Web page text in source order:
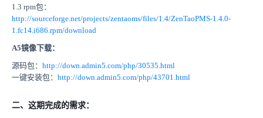
1.3 rpm包：
http://sourceforge.net/projects/zentaoms/files/1.4/ZenTaoPMS-1.4.0-
1.fc14.i686.rpm/download
A5镜像下载：
源码包： http://down.admin5.com/php/30535.html
一键安装包： http://down.admin5.com/php/43701.html
二、这期完成的需求：